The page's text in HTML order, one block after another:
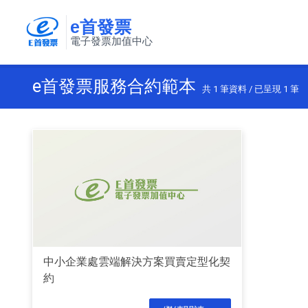
e首發票
電子發票加值中心
e首發票服務合約範本 共 1 筆資料 / 已呈現 1 筆
中小企業處雲端解決方案買賣定型化契
約